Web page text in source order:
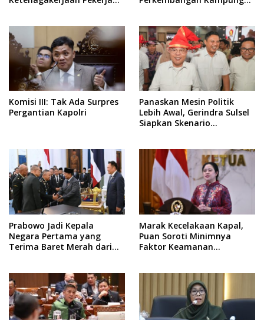
Komisi III: Tak Ada Surpres
Pergantian Kapolri
Panaskan Mesin Politik
Lebih Awal, Gerindra Sulsel
Siapkan Skenario
Prabowo Jadi Kepala
Negara Pertama yang
Terima Baret Merah dari
Marak Kecelakaan Kapal,
Puan Soroti Minimnya
Faktor Keamanan